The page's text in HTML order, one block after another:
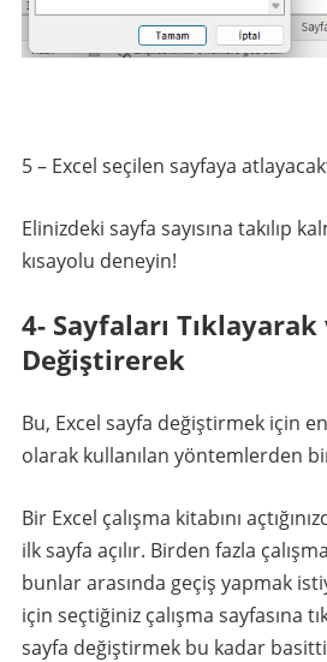
5 – Excel seçilen sayfaya
Elinizdeki sayfa sayısına takılıp
kısayolu deneyin!
4- Sayfaları Tıklayarak
Değiştirerek
Bu, Excel sayfa değiştirmek için
olarak kullanılan yöntemlerden
Bir Excel çalışma kitabını
ilk sayfa açılır. Birden fazla
bunlar arasında geçiş yapmak
için seçtiğiniz çalışma sayfasına
sayfa değiştirmek bu kadar